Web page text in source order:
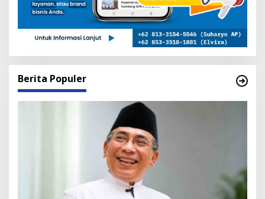
Berita Populer